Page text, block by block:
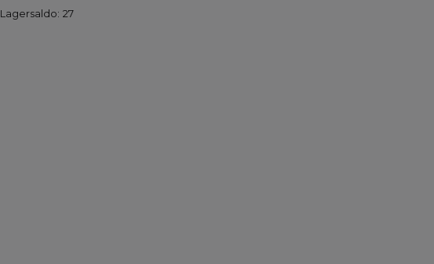
Lagersaldo: 27